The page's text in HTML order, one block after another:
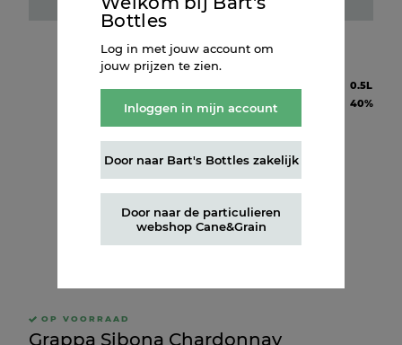
0.5L
40%
OP VOORRAAD
Grappa Sibona Chardonnay
Bottles
Log in met jouw account om
jouw prijzen te zien.
Inloggen in mijn account
Door naar Bart's Bottles zakelijk
Door naar de particulieren
webshop Cane&Grain